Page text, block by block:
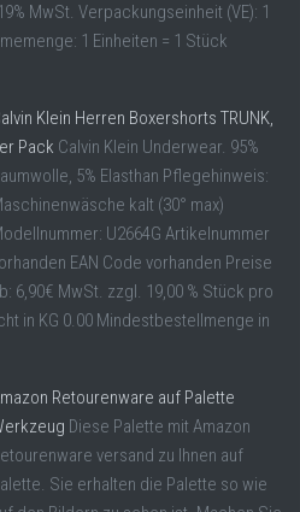
MwSt. Verpackungseinheit (VE): 1
1 Einheiten = 1 Stück
Klein Herren Boxershorts TRUNK,
Pack Calvin Klein Underwear. 95%
5% Elasthan Pflegehinweis:
kalt (30° max)
U2664G Artikelnummer
EAN Code vorhanden Preise
6,90€ MwSt. zzgl. 19,00 % Stück pro
in KG 0.00 Mindestbestellmenge in
Retourenware auf Palette
Diese Palette mit Amazon
versand zu Ihnen auf
Sie erhalten die Palette so wie